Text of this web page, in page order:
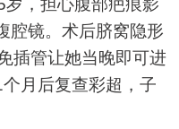
，担心腹部疤痕影
腔镜。术后脐窝隐形
插管让她当晚即可进
月后复查彩超，子